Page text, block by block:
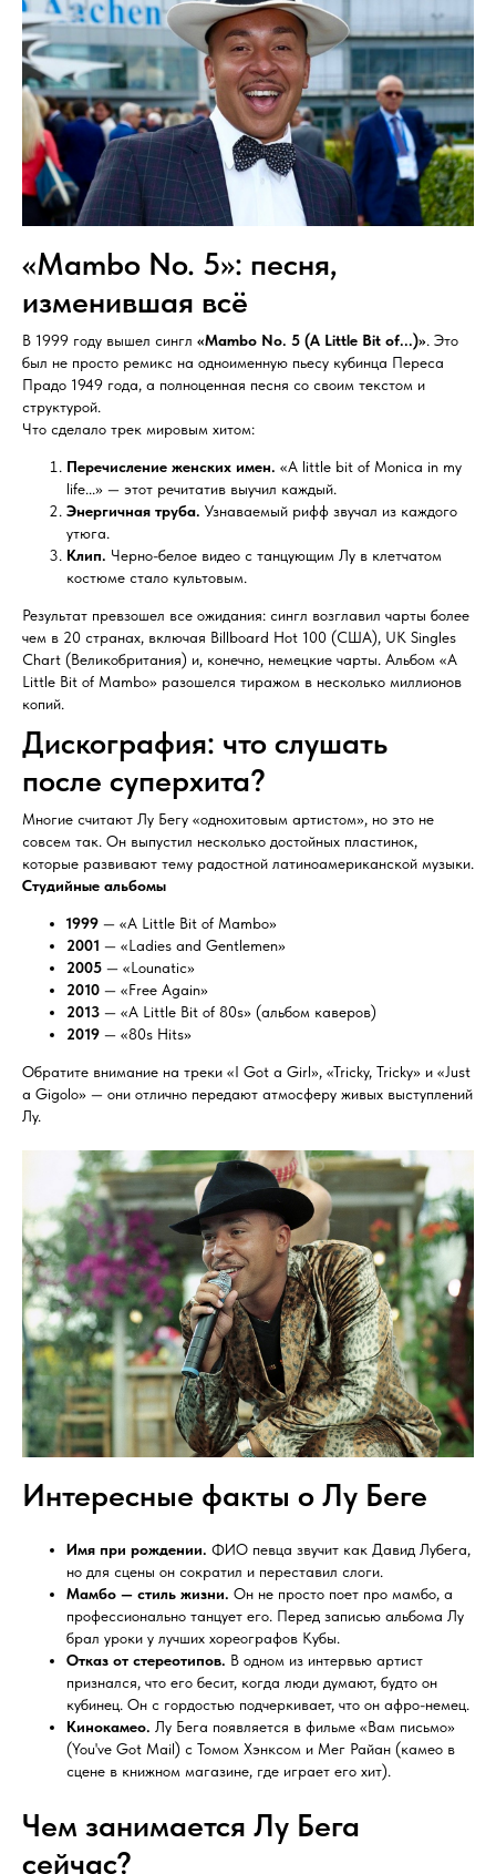
«Mambo No. 5»: песня,
изменившая всё
В 1999 году вышел сингл «Mambo No. 5 (A Little Bit of...)». Это
был не просто ремикс на одноименную пьесу кубинца Переса
Прадо 1949 года, а полноценная песня со своим текстом и
структурой.
Что сделало трек мировым хитом:
Перечисление женских имен. «A little bit of Monica in my
life...» — этот речитатив выучил каждый.
Энергичная труба. Узнаваемый рифф звучал из каждого
утюга.
Клип. Черно-белое видео с танцующим Лу в клетчатом
костюме стало культовым.
Результат превзошел все ожидания: сингл возглавил чарты более
чем в 20 странах, включая Billboard Hot 100 (США), UK Singles
Chart (Великобритания) и, конечно, немецкие чарты. Альбом «A
Little Bit of Mambo» разошелся тиражом в несколько миллионов
копий.
Дискография: что слушать
после суперхита?
Многие считают Лу Бегу «однохитовым артистом», но это не
совсем так. Он выпустил несколько достойных пластинок,
которые развивают тему радостной латиноамериканской музыки.
Студийные альбомы
1999 — «A Little Bit of Mambo»
2001 — «Ladies and Gentlemen»
2005 — «Lounatic»
2010 — «Free Again»
2013 — «A Little Bit of 80s» (альбом каверов)
2019 — «80s Hits»
Обратите внимание на треки «I Got a Girl», «Tricky, Tricky» и «Just
a Gigolo» — они отлично передают атмосферу живых выступлений
Лу.
Интересные факты о Лу Беге
Имя при рождении. ФИО певца звучит как Давид Лубега,
но для сцены он сократил и переставил слоги.
Мамбо — стиль жизни. Он не просто поет про мамбо, а
профессионально танцует его. Перед записью альбома Лу
брал уроки у лучших хореографов Кубы.
Отказ от стереотипов. В одном из интервью артист
признался, что его бесит, когда люди думают, будто он
кубинец. Он с гордостью подчеркивает, что он афро-немец.
Кинокамео. Лу Бега появляется в фильме «Вам письмо»
(You've Got Mail) с Томом Хэнксом и Мег Райан (камео в
сцене в книжном магазине, где играет его хит).
Чем занимается Лу Бега
сейчас?